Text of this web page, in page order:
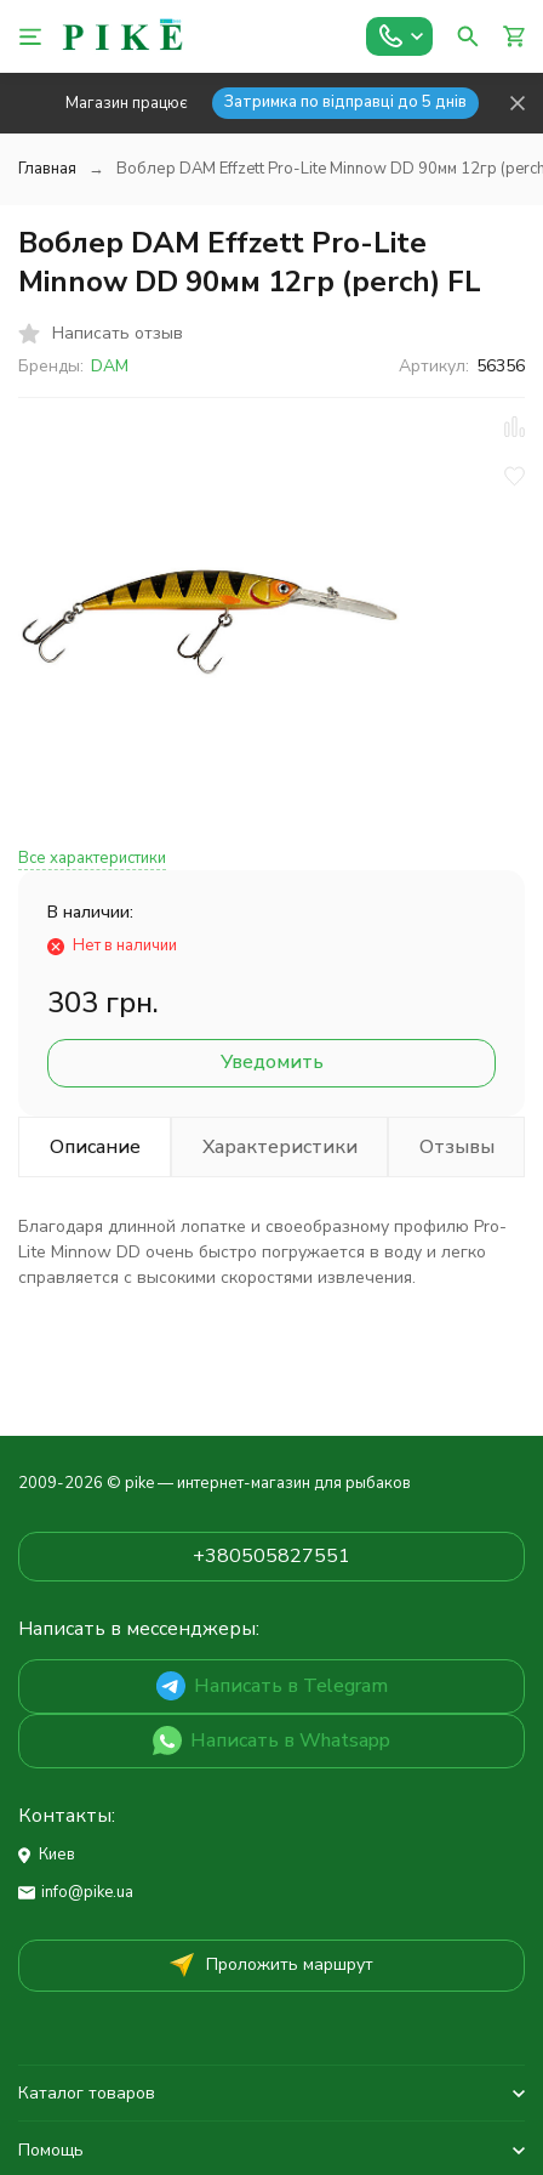
Магазин працює Затримка по відправці до 5 днів
Главная Воблер DAM Effzett Pro-Lite Minnow DD 90мм 12гр
Воблер DAM Effzett Pro-Lite
Minnow DD 90мм 12гр (perch) FL
Написать отзыв
Бренды: DAM Артикул: 56356
Все характеристики
В наличии:
Нет в наличии
303 грн.
Уведомить
Описание Характеристики Отзывы
Благодаря длинной лопатке и своеобразному профилю Pro-
Lite Minnow DD очень быстро погружается в воду и легко
справляется с высокими скоростями извлечения.
2009-2026 © pike — интернет-магазин для рыбаков
+380505827551
Написать в мессенджеры:
Написать в Telegram
Написать в Whatsapp
Контакты:
Киев
info@pike.ua
Проложить маршрут
Каталог товаров
Помощь